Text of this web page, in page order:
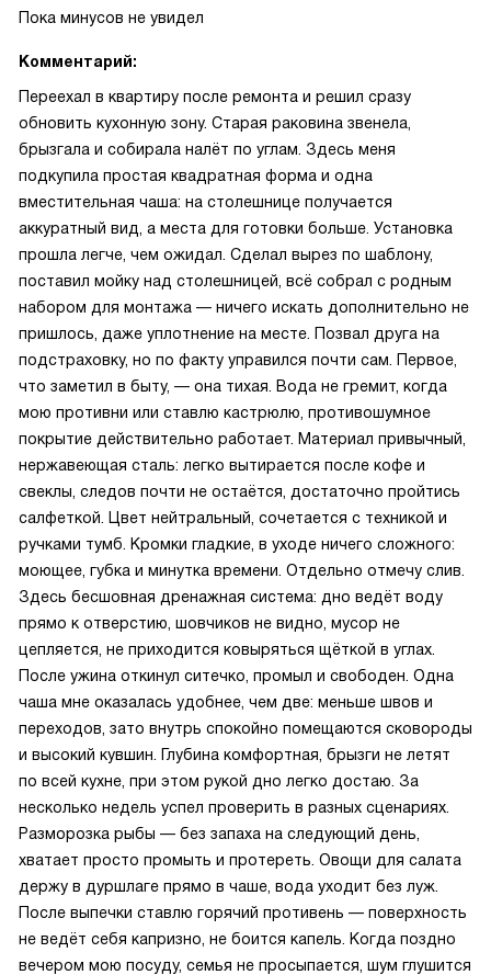
Пока минусов не увидел
Комментарий:
Переехал в квартиру после ремонта и решил сразу
обновить кухонную зону. Старая раковина звенела,
брызгала и собирала налёт по углам. Здесь меня
подкупила простая квадратная форма и одна
вместительная чаша: на столешнице получается
аккуратный вид, а места для готовки больше. Установка
прошла легче, чем ожидал. Сделал вырез по шаблону,
поставил мойку над столешницей, всё собрал с родным
набором для монтажа — ничего искать дополнительно не
пришлось, даже уплотнение на месте. Позвал друга на
подстраховку, но по факту управился почти сам. Первое,
что заметил в быту, — она тихая. Вода не гремит, когда
мою противни или ставлю кастрюлю, противошумное
покрытие действительно работает. Материал привычный,
нержавеющая сталь: легко вытирается после кофе и
свеклы, следов почти не остаётся, достаточно пройтись
салфеткой. Цвет нейтральный, сочетается с техникой и
ручками тумб. Кромки гладкие, в уходе ничего сложного:
моющее, губка и минутка времени. Отдельно отмечу слив.
Здесь бесшовная дренажная система: дно ведёт воду
прямо к отверстию, шовчиков не видно, мусор не
цепляется, не приходится ковыряться щёткой в углах.
После ужина откинул ситечко, промыл и свободен. Одна
чаша мне оказалась удобнее, чем две: меньше швов и
переходов, зато внутрь спокойно помещаются сковороды
и высокий кувшин. Глубина комфортная, брызги не летят
по всей кухне, при этом рукой дно легко достаю. За
несколько недель успел проверить в разных сценариях.
Разморозка рыбы — без запаха на следующий день,
хватает просто промыть и протереть. Овощи для салата
держу в дуршлаге прямо в чаше, вода уходит без луж.
После выпечки ставлю горячий противень — поверхность
не ведёт себя капризно, не боится капель. Когда поздно
вечером мою посуду, семья не просыпается, шум глушится